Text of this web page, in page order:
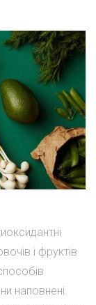
і фруктів
наповнені